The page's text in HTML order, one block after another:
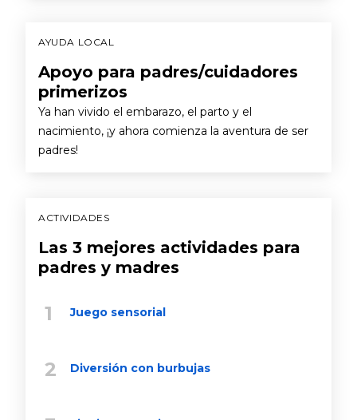
AYUDA LOCAL
Apoyo para padres/cuidadores
primerizos
Ya han vivido el embarazo, el parto y el
nacimiento, ¡y ahora comienza la aventura de ser
padres!
ACTIVIDADES
Las 3 mejores actividades para
padres y madres
Juego sensorial
Diversión con burbujas